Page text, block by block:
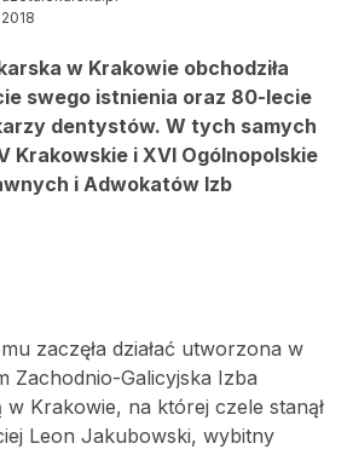
w Krakowie obchodziła
swego istnienia oraz 80-lecie
dentystów. W tych samych
Krakowskie i XVI Ogólnopolskie
i Adwokatów Izb
zaczęła działać utworzona w
Zachodnio-Galicyjska Izba
w Krakowie, na której czele stanął
Leon Jakubowski, wybitny